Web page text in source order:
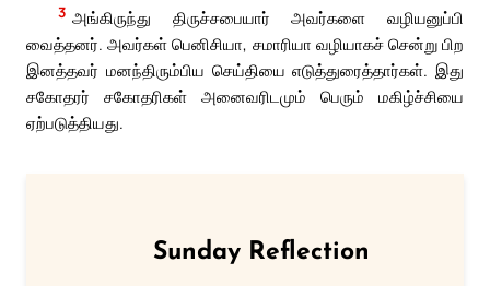
3 அங்கிருந்து திருச்சபையார் அவர்களை வழியனுப்பி
வைத்தனர். அவர்கள் பெனிசியா, சமாரியா வழியாகச் சென்று பிற
இனத்தவர் மனந்திரும்பிய செய்தியை எடுத்துரைத்தார்கள். இது
சகோதரர் சகோதரிகள் அனைவரிடமும் பெரும் மகிழ்ச்சியை
ஏற்படுத்தியது.
Sunday Reflection